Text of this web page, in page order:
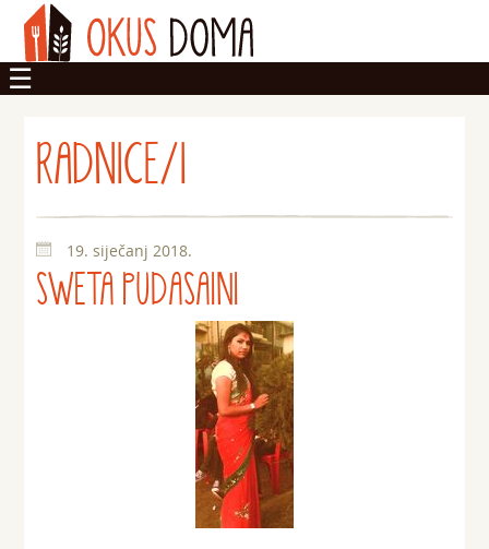
DOM
RADNICE/I
19. siječanj 2018.
SWETA PUDASAINI